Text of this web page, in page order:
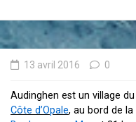
13 avril 2016 0
Audinghen est un village du
Côte d’Opale, au bord de la